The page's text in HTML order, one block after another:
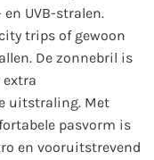
UVB-stralen.
trips of gewoon
De zonnebril is
uitstraling. Met
pasvorm is
en vooruitstrevend